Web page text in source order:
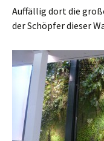
Auffällig dort die
der Schöpfer dieser